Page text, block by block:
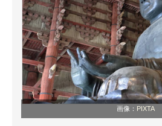
電子設計の基本と応用
エネルギーの専門メディア
建設×テクノロジーの最前線
ちょっと気になるネットの話題
画像： PIXTA